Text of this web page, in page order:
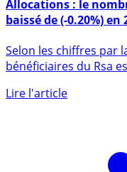
Allocations : le
Selon les chiffres par
bénéficiaires du Rsa
0,2% (...)